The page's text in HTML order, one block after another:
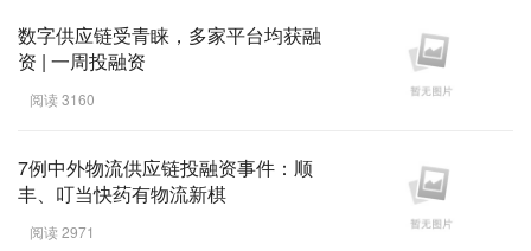
数字供应链受青睐，多家平台均获融
资 | 一周投融资
阅读 3160
7例中外物流供应链投融资事件：顺
丰、叮当快药有物流新棋
阅读 2971